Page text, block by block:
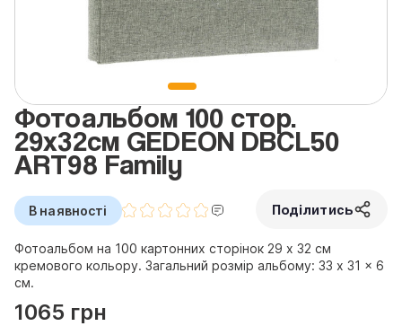
Фотоальбом 100 стор.
29x32см GEDEON DBCL50
ART98 Family
В наявності Поділитись
Фотоальбом на 100 картонних сторінок 29 х 32 см
кремового кольору. Загальний розмір альбому: 33 x 31 x 6
см.
1065 грн